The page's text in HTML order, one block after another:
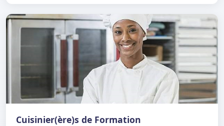
Cuisinier(ère)s de Formation